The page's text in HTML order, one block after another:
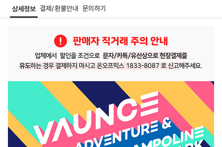
상세정보 결제/환불안내 문의하기